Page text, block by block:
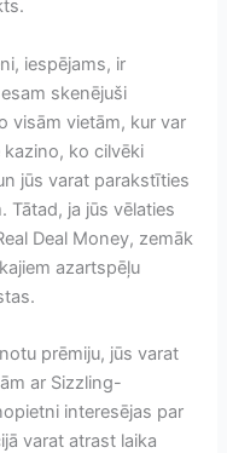
iespējams, ir
skenējuši
visām vietām, kur var
kazino, ko cilvēki
jūs varat parakstīties
Tātad, ja jūs vēlaties
Deal Money, zemāk
azartspēļu
prēmiju, jūs varat
ar Sizzling-
interesējas par
varat atrast laika